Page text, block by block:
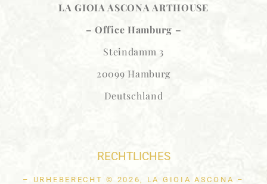
LA GIOIA ASCONA ARTHOUSE
– Office Hamburg –
Steindamm 3
20099 Hamburg
Deutschland
RECHTLICHES
– URHEBERECHT © 2026, LA GIOIA ASCONA –